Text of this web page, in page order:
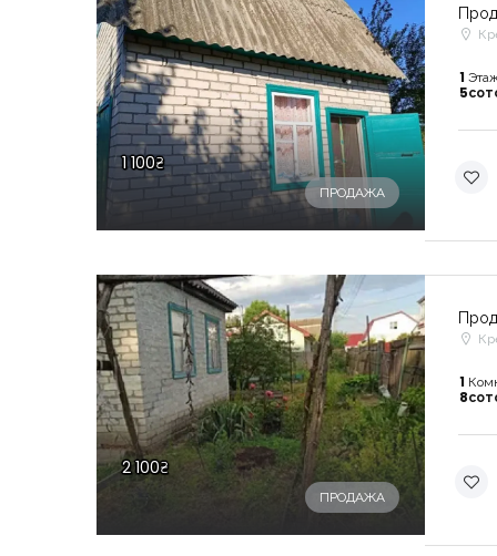
1 100₴
ПРОДАЖА
1
2 100₴
ПРОДАЖА
1